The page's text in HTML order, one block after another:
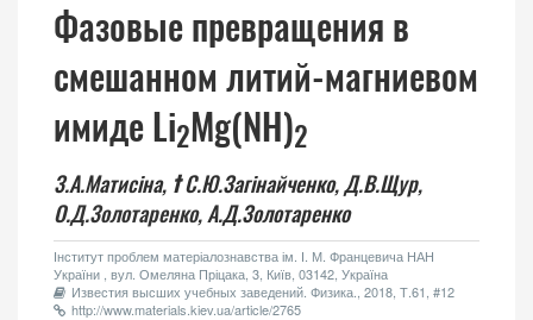
Фазовые превращения в
смешанном литий-магниевом
имиде Li2Mg(NH)2
З.А.Матисіна, †С.Ю.Загінайченко,Д.В.Щур,
О.Д.Золотаренко, А.Д.Золотаренко
Інститут проблем матеріалознавства ім. І. М. Францевича НАН
України , вул. Омеляна Пріцака, 3, Київ, 03142, Україна
Известия высших учебных заведений. Физика., 2018, Т.61, #12
http://www.materials.kiev.ua/article/2765